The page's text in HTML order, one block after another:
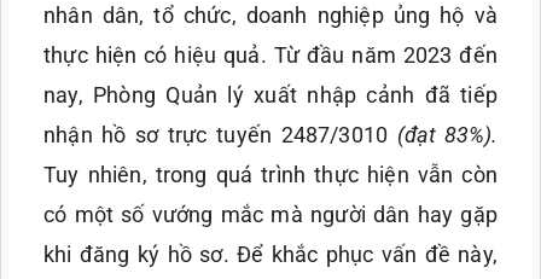
nhân dân, tổ chức, doanh nghiệp ủng hộ và
thực hiện có hiệu quả. Từ đầu năm 2023 đến
nay, Phòng Quản lý xuất nhập cảnh đã tiếp
nhận hồ sơ trực tuyến 2487/3010 (đạt 83%).
Tuy nhiên, trong quá trình thực hiện vẫn còn
có một số vướng mắc mà người dân hay gặp
khi đăng ký hồ sơ. Để khắc phục vấn đề này,